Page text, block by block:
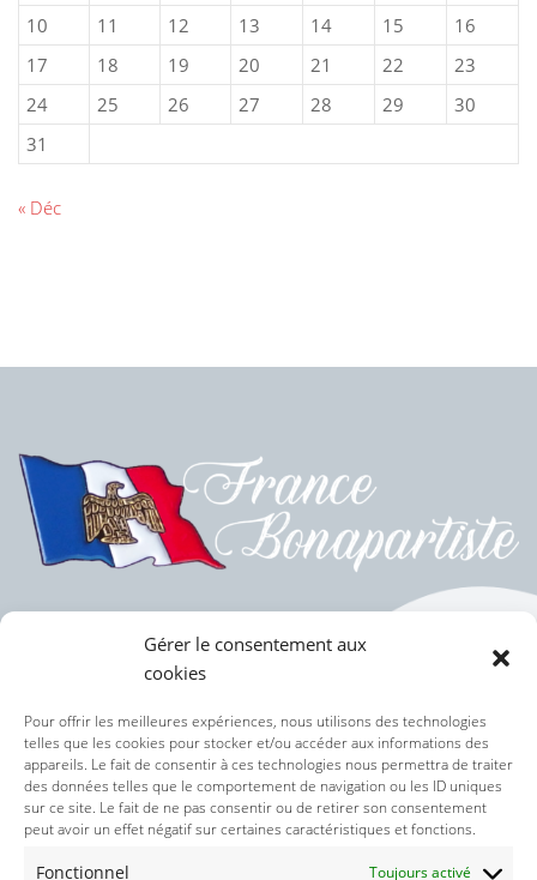
Gérer le consentement aux
cookies
Pour offrir les meilleures expériences, nous utilisons des technologies
telles que les cookies pour stocker et/ou accéder aux informations des
appareils. Le fait de consentir à ces technologies nous permettra de traiter
des données telles que le comportement de navigation ou les ID uniques
sur ce site. Le fait de ne pas consentir ou de retirer son consentement
peut avoir un effet négatif sur certaines caractéristiques et fonctions.
Fonctionnel Toujours activé
10
11 12 13 14 15
16
17
18 19 20 21 22
23
24
25 26 27 28 29
30
31
« Déc
Politique des cookies (UE)
Politique de confidentialité
Nos réseaux sociaux :